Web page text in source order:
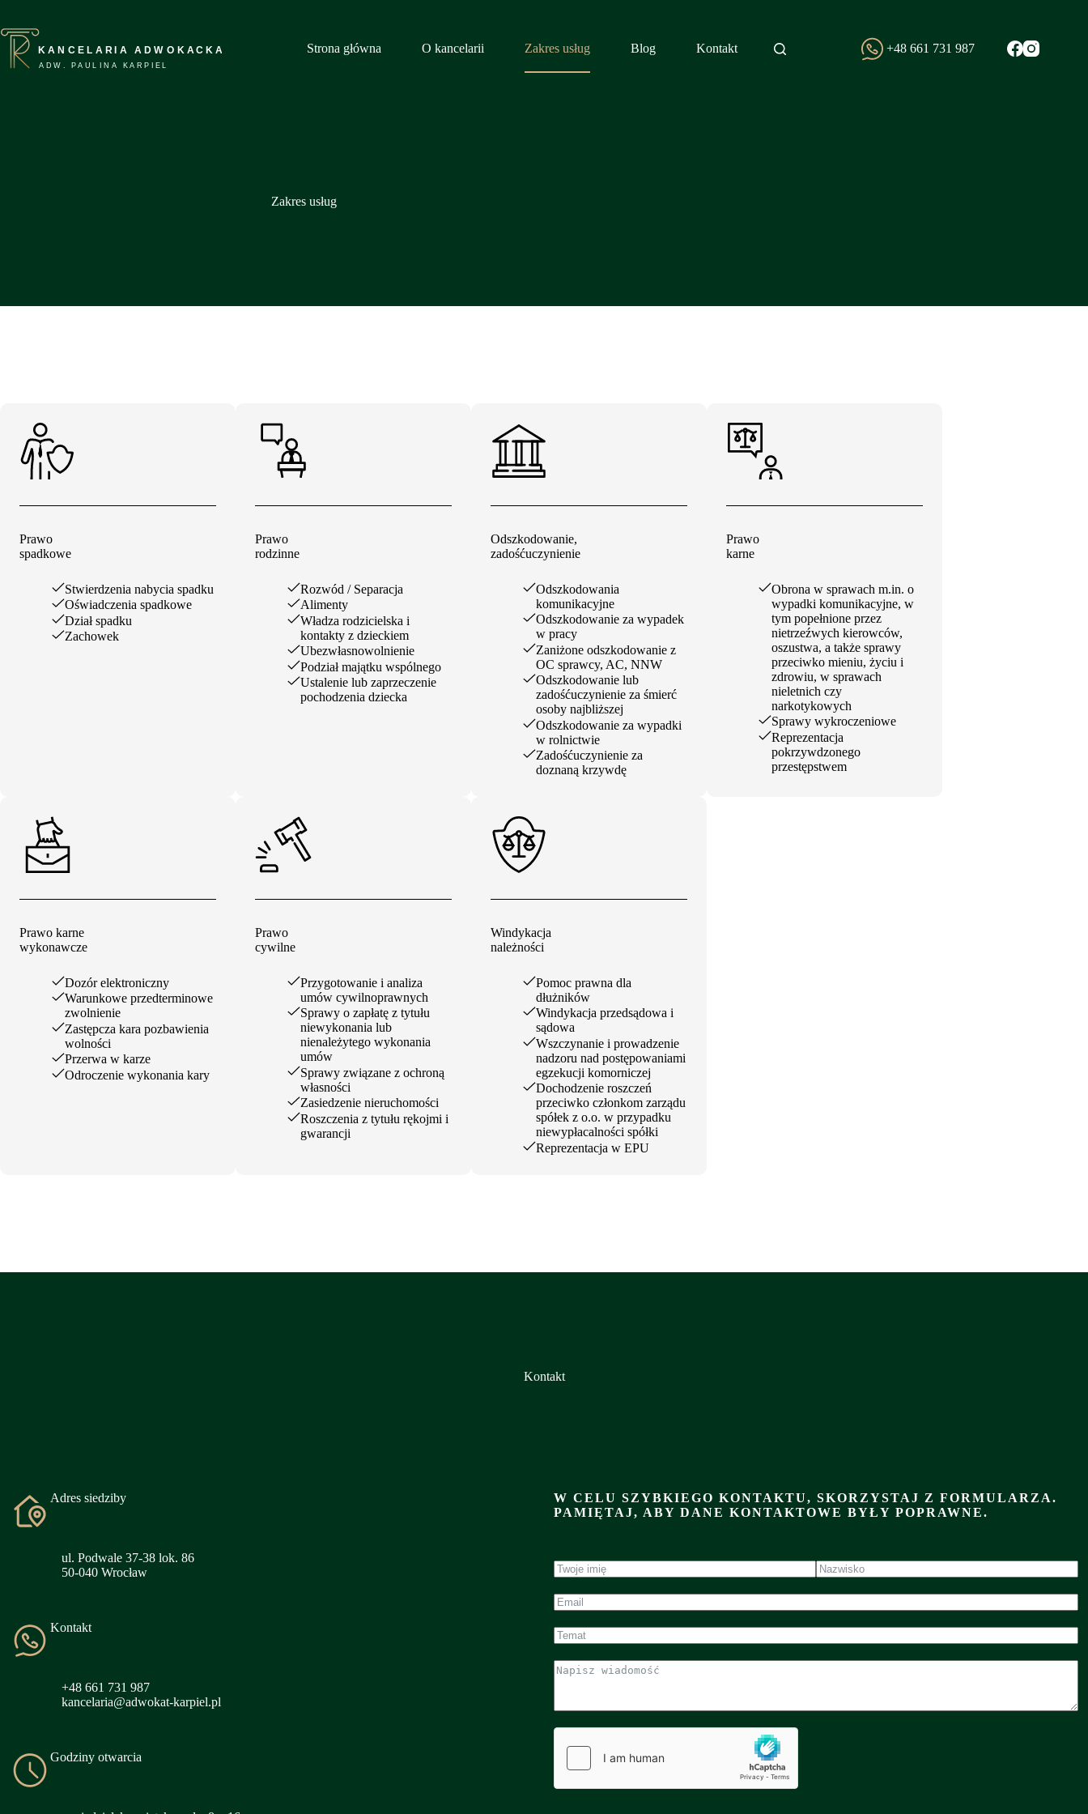
treści
Strona główna
O kancelarii Zakres usług Blog Kontakt +48 661 731 987
Zakres usług
Prawo
spadkowe
Stwierdzenia nabycia spadku
Oświadczenia spadkowe
Dział spadku
Zachowek
Prawo
rodzinne
Rozwód / Separacja
Alimenty
Władza rodzicielska i
kontakty z dzieckiem
Ubezwłasnowolnienie
Podział majątku wspólnego
Ustalenie lub zaprzeczenie
pochodzenia dziecka
Odszkodowanie,
zadośćuczynienie
Odszkodowania
komunikacyjne
Odszkodowanie za wypadek
w pracy
Zaniżone odszkodowanie z
OC sprawcy, AC, NNW
Odszkodowanie lub
zadośćuczynienie za śmierć
osoby najbliższej
Odszkodowanie za wypadki
w rolnictwie
Zadośćuczynienie za
doznaną krzywdę
Prawo
karne
Obrona w sprawach m.in. o
wypadki komunikacyjne, w
tym popełnione przez
nietrzeźwych kierowców,
oszustwa, a także sprawy
przeciwko mieniu, życiu i
zdrowiu, w sprawach
nieletnich czy
narkotykowych
Sprawy wykroczeniowe
Reprezentacja
pokrzywdzonego
przestępstwem
Prawo karne
wykonawcze
Dozór elektroniczny
Warunkowe przedterminowe
zwolnienie
Zastępcza kara pozbawienia
wolności
Przerwa w karze
Odroczenie wykonania kary
Prawo
cywilne
Przygotowanie i analiza
umów cywilnoprawnych
Sprawy o zapłatę z tytułu
niewykonania lub
nienależytego wykonania
umów
Sprawy związane z ochroną
własności
Zasiedzenie nieruchomości
Roszczenia z tytułu rękojmi i
gwarancji
Windykacja
należności
Pomoc prawna dla
dłużników
Windykacja przedsądowa i
sądowa
Wszczynanie i prowadzenie
nadzoru nad postępowaniami
egzekucji komorniczej
Dochodzenie roszczeń
przeciwko członkom zarządu
spółek z o.o. w przypadku
niewypłacalności spółki
Reprezentacja w EPU
Kontakt
Adres siedziby
ul. Podwale 37-38 lok. 86
50-040 Wrocław
Kontakt
+48 661 731 987
kancelaria@adwokat-karpiel.pl
Godziny otwarcia
W CELU SZYBKIEGO KONTAKTU, SKORZYSTAJ Z FORMULARZA.
PAMIĘTAJ, ABY DANE KONTAKTOWE BYŁY POPRAWNE.